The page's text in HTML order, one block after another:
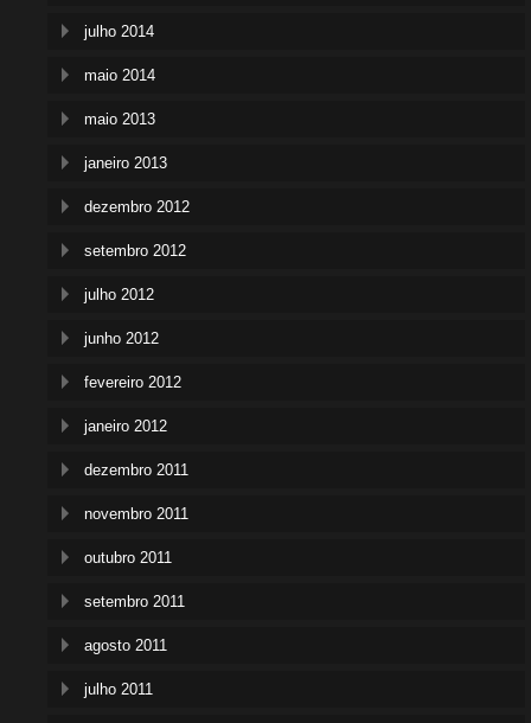
julho 2014
maio 2014
maio 2013
janeiro 2013
dezembro 2012
setembro 2012
julho 2012
junho 2012
fevereiro 2012
janeiro 2012
dezembro 2011
novembro 2011
outubro 2011
setembro 2011
agosto 2011
julho 2011